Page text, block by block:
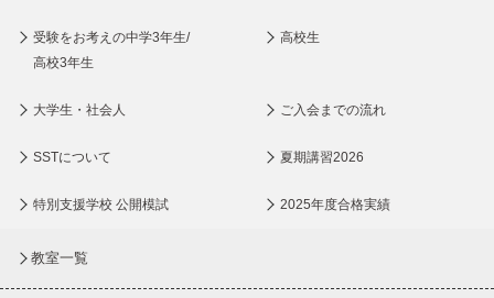
受験をお考えの中学3年生/
高校3年生
高校生
大学生・社会人 ご入会までの流れ
SSTについて 夏期講習2026
特別支援学校 公開模試 2025年度合格実績
教室一覧